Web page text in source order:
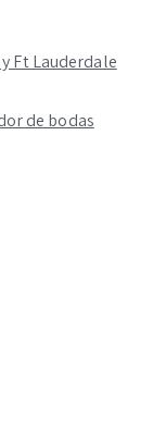
Ft Lauderdale
de bodas